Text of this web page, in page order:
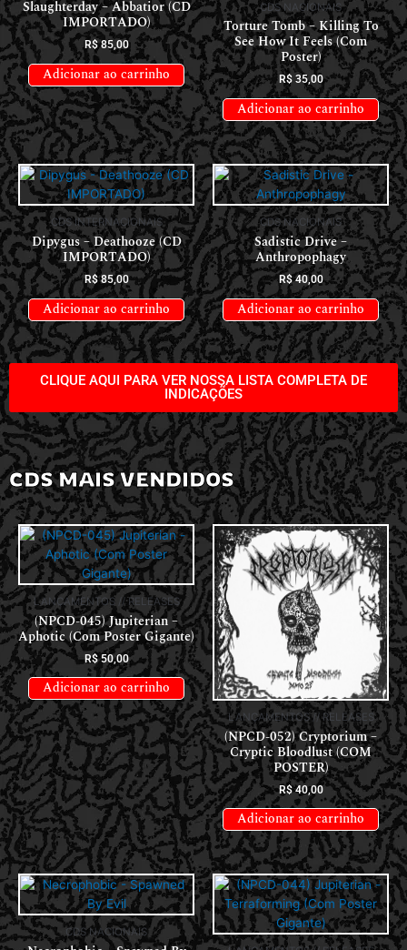
Slaughterday – Abbatior (CD
IMPORTADO)
R$85,00
Adicionar ao carrinho
CDS NACIONAIS
Torture Tomb – Killing To
See How It Feels (Com
Poster)
R$35,00
Adicionar ao carrinho
CDS INTERNACIONAIS
Dipygus – Deathooze (CD
IMPORTADO)
R$85,00
Adicionar ao carrinho
CDS NACIONAIS
Sadistic Drive –
Anthropophagy
R$40,00
Adicionar ao carrinho
CLIQUE AQUI PARA VER NOSSA LISTA COMPLETA DE
INDICAÇÕES
CDS MAIS VENDIDOS
LANÇAMENTOS // RELEASES
(NPCD-045) Jupiterian –
Aphotic (Com Poster Gigante)
R$50,00
Adicionar ao carrinho
LANÇAMENTOS // RELEASES
(NPCD-052) Cryptorium –
Cryptic Bloodlust (COM
POSTER)
R$40,00
Adicionar ao carrinho
CDS NACIONAIS